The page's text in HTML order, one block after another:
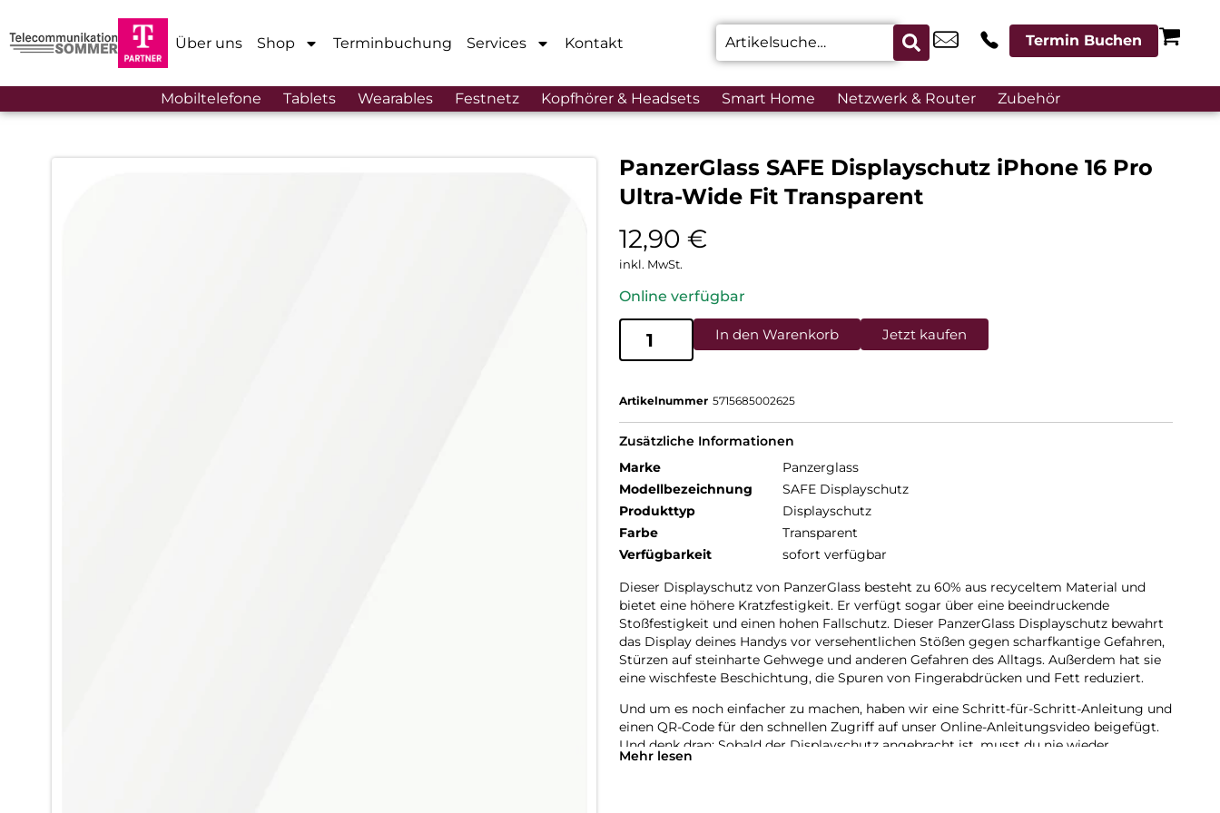
Über uns Shop Terminbuchung Services Kontakt Termin Buchen
Mobiltelefone Tablets Wearables Festnetz Kopfhörer & Headsets Smart Home Netzwerk & Router Zubehör
PanzerGlass SAFE Displayschutz iPhone 16 Pro
Ultra-Wide Fit Transparent
12,90 €
inkl. MwSt.
Online verfügbar
In den Warenkorb Jetzt kaufen
Artikelnummer 5715685002625
Zusätzliche Informationen
Marke
Panzerglass
Modellbezeichnung
SAFE Displayschutz
Produkttyp
Displayschutz
Farbe
Transparent
Verfügbarkeit
sofort verfügbar
Dieser Displayschutz von PanzerGlass besteht zu 60% aus recyceltem Material und
bietet eine höhere Kratzfestigkeit. Er verfügt sogar über eine beeindruckende
Stoßfestigkeit und einen hohen Fallschutz. Dieser PanzerGlass Displayschutz bewahrt
das Display deines Handys vor versehentlichen Stößen gegen scharfkantige Gefahren,
Stürzen auf steinharte Gehwege und anderen Gefahren des Alltags. Außerdem hat sie
eine wischfeste Beschichtung, die Spuren von Fingerabdrücken und Fett reduziert.
Und um es noch einfacher zu machen, haben wir eine Schritt-für-Schritt-Anleitung und
einen QR-Code für den schnellen Zugriff auf unser Online-Anleitungsvideo beigefügt.
Und denk dran: Sobald der Displayschutz angebracht ist, musst du nie wieder
befürchten, dass dein Display auf den Boden fällt.
Mehr lesen